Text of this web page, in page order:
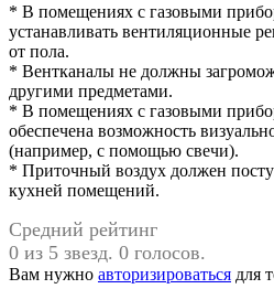
* В помещениях с газовыми
устанавливать вентиляционные
от пола.
* Вентканалы не должны
другими предметами.
* В помещениях с газовыми
обеспечена возможность
(например, с помощью свечи).
* Приточный воздух должен
кухней помещений.
Средний рейтинг
0 из 5 звезд. 0 голосов.
Вам нужно авторизироваться для